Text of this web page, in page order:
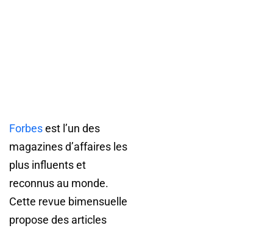
Forbesest l’un des
magazines d’affaires les
plus influents et
reconnus au monde.
Cette revue bimensuelle
propose des articles